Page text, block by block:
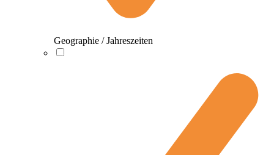
Geographie / Jahreszeiten